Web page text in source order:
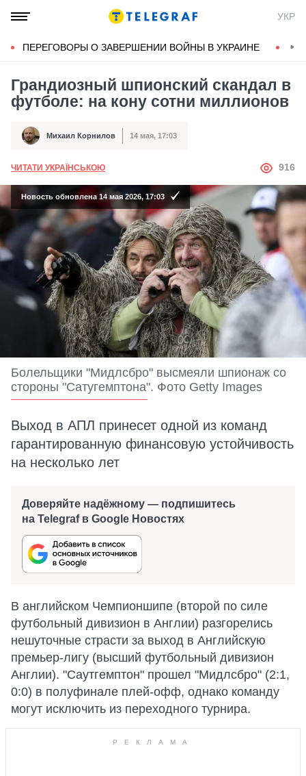
УКР
ПЕРЕГОВОРЫ О ЗАВЕРШЕНИИ ВОЙНЫ В УКРАИНЕ
Грандиозный шпионский скандал в
футболе: на кону сотни миллионов
Автор Михаил Корнилов
Дата публикации 14 мая, 17:03
ЧИТАТИ УКРАЇНСЬКОЮ АВТОР
916
Новость обновлена 14 мая 2026, 17:03
Болельщики "Мидлсбро" высмеяли шпионаж со
стороны "Сатугемптона". Фото Getty Images
Выход в АПЛ принесет одной из команд
гарантированную финансовую устойчивость
на несколько лет
Доверяйте надёжному — подпишитесь
на Telegraf в Google Новостях
В английском Чемпионшипе (второй по силе
футбольный дивизион в Англии) разгорелись
нешуточные страсти за выход в Английскую
премьер-лигу (высший футбольный дивизион
Англии). "Саутгемптон" прошел "Мидлсбро" (2:1,
0:0) в полуфинале плей-офф, однако команду
могут исключить из переходного турнира.